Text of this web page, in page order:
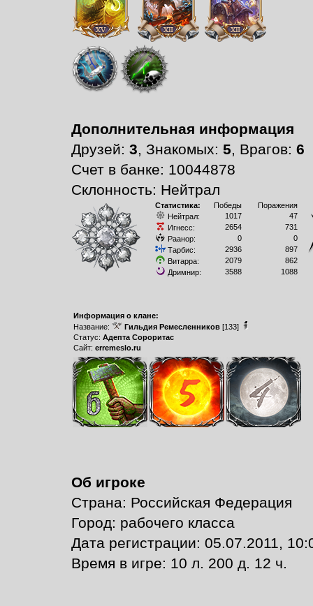
Дополнительная информация
Друзей: 3, Знакомых: 5, Врагов: 6
Счет в банке: 10044878
Склонность: Нейтрал
Статистика: Победы
Поражения
Нейтрал:
1017
47
Игнесс:
2654
731
Раанор:
0
0
Тарбис:
2936
897
Витарра:
2079
862
Дримнир:
3588 1088
Информация о клане:
Название:
Гильдия Ремесленников[133]
Статус: Адепта Сороритас
Сайт: erremeslo.ru
Об игроке
Страна: Российская Федерация
Город: рабочего класса
Дата регистрации: 05.07.2011,
Время в игре: 10 л. 200 д. 12 ч.